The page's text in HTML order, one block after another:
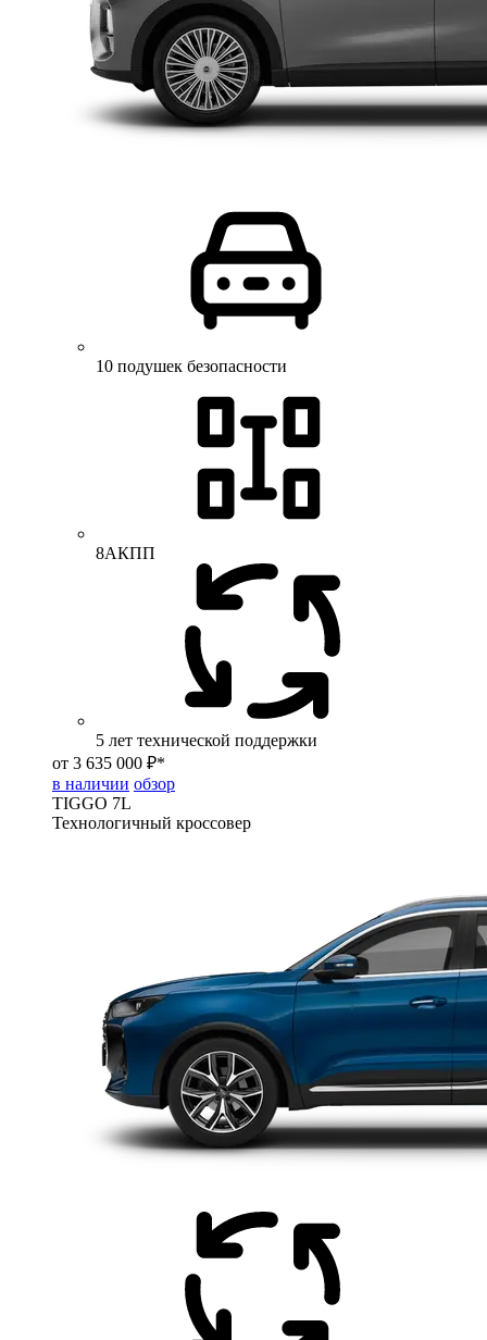
10 подушек безопасности
8АКПП
5 лет технической поддержки
от 3 635 000 ₽*
в наличии обзор
TIGGO 7L
Технологичный кроссовер